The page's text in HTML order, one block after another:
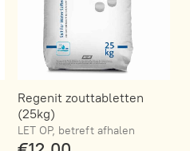
Regenit zouttabletten
(25kg)
LET OP, betreft afhalen